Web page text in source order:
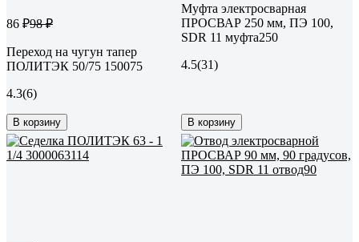
86 ₽98 ₽
Переход на чугун тапер
ПОЛИТЭК 50/75 150075
4.3(6)
В корзину
Муфта электросварная
ПРОСВАР 250 мм, ПЭ 100,
SDR 11 муфта250
4.5(31)
В корзину